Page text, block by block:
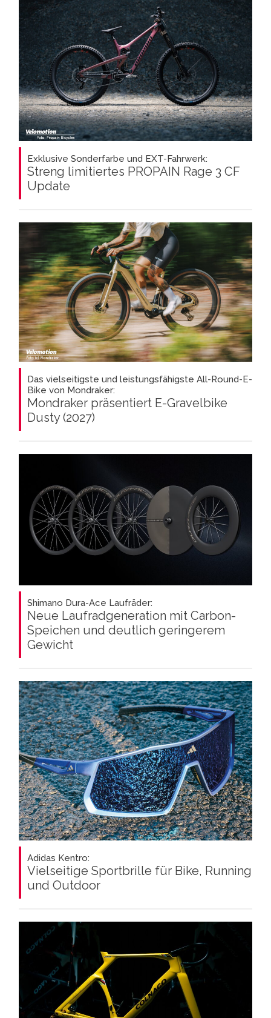
Exklusive Sonderfarbe und EXT-Fahrwerk:
Streng limitiertes PROPAIN Rage 3 CF
Update
Das vielseitigste und leistungsfähigste All-Round-E-
Bike von Mondraker:
Mondraker präsentiert E-Gravelbike
Dusty (2027)
Shimano Dura-Ace Laufräder:
Neue Laufradgeneration mit Carbon-
Speichen und deutlich geringerem
Gewicht
Adidas Kentro:
Vielseitige Sportbrille für Bike, Running
und Outdoor